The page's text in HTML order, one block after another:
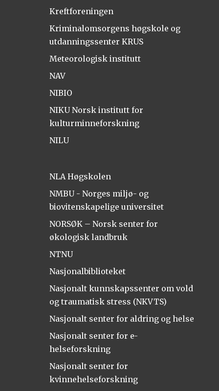
Kreftforeningen
Kriminalomsorgens høgskole og
utdanningssenter KRUS
Meteorologisk institutt
NAV
NIBIO
NIKU Norsk institutt for
kulturminneforskning
NILU
NLA Høgskolen
NMBU - Norges miljø- og
biovitenskapelige universitet
NORSØK – Norsk senter for
økologisk landbruk
NTNU
Nasjonalbiblioteket
Nasjonalt kunnskapssenter om vold
og traumatisk stress (NKVTS)
Nasjonalt senter for aldring og helse
Nasjonalt senter for e-
helseforskning
Nasjonalt senter for
kvinnehelseforskning